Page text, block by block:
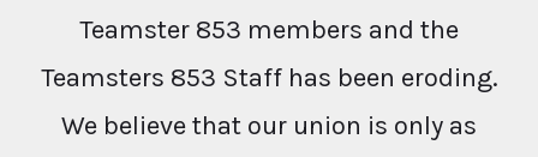
Teamster 853 members and the
Teamsters 853 Staff has been eroding.
We believe that our union is only as